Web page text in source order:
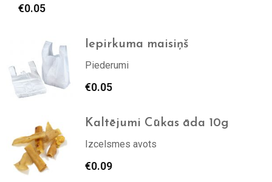
€0.05
Iepirkuma maisiņš
Piederumi
€0.05
Kaltējumi Cūkas āda 10g
Izcelsmes avots
€0.09